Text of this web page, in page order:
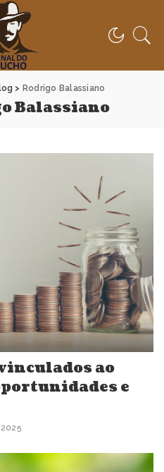
> Rodrigo Balassiano
Balassiano
ao
e